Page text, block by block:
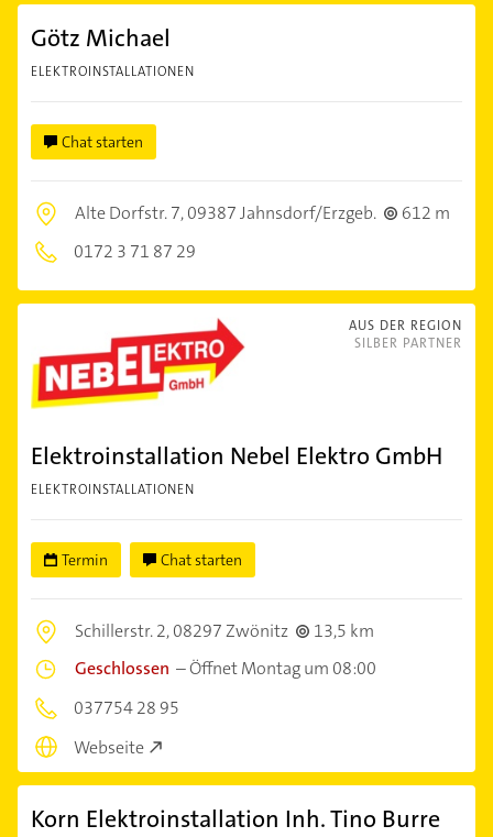
Götz Michael
ELEKTROINSTALLATIONEN
Chat starten
Alte Dorfstr. 7,09387 Jahnsdorf/Erzgeb.
612 m
0172 3 71 87 29
AUS DER REGION
SILBER PARTNER
Elektroinstallation Nebel Elektro GmbH
ELEKTROINSTALLATIONEN
Termin Chat starten
Schillerstr. 2,08297 Zwönitz
13,5 km
Geschlossen –Öffnet Montag um 08:00
037754 28 95
Webseite
Korn Elektroinstallation Inh. Tino Burre